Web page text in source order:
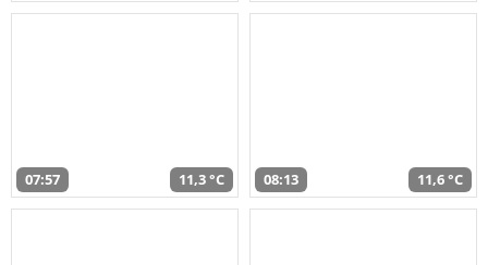
07:57 11,3 °C 08:13 11,6 °C